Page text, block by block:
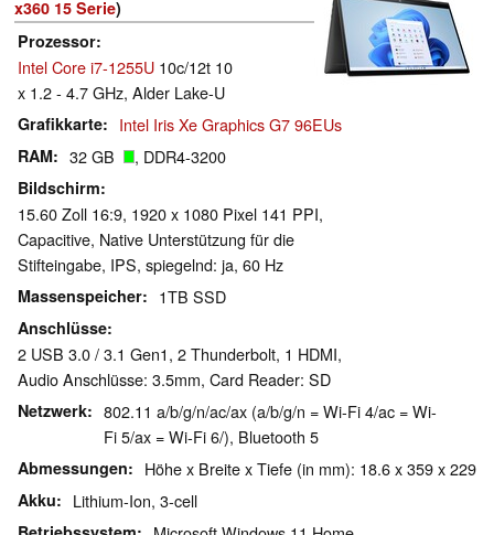
x360 15 Serie)
Prozessor
Intel Core i7-1255U 10c/12t 10
x 1.2 - 4.7 GHz, Alder Lake-U
Grafikkarte Intel Iris Xe Graphics G7 96EUs
RAM 32 GB , DDR4-3200
Bildschirm
15.60 Zoll 16:9, 1920 x 1080 Pixel 141 PPI,
Capacitive, Native Unterstützung für die
Stifteingabe, IPS, spiegelnd: ja, 60 Hz
Massenspeicher 1TB SSD
Anschlüsse
2 USB 3.0 / 3.1 Gen1, 2 Thunderbolt, 1 HDMI,
Audio Anschlüsse: 3.5mm, Card Reader: SD
Netzwerk
802.11 a/b/g/n/ac/ax (a/b/g/n = Wi-Fi 4/ac = Wi-
Fi 5/ax = Wi-Fi 6/), Bluetooth 5
Abmessungen Höhe x Breite x Tiefe (in mm): 18.6 x 359 x 229
Akku Lithium-Ion, 3-cell